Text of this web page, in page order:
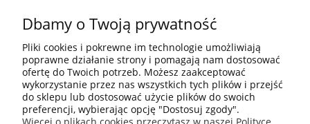
10 KROKÓW KOREAŃSKIEJ PIELĘGANCJI
INFORMACJE
Dbamy o Twoją prywatność
Pliki cookies i pokrewne im technologie umożliwiają
poprawne działanie strony i pomagają nam dostosować
ofertę do Twoich potrzeb. Możesz zaakceptować
wykorzystanie przez nas wszystkich tych plików i przejść
do sklepu lub dostosować użycie plików do swoich
preferencji, wybierając opcję "Dostosuj zgody".